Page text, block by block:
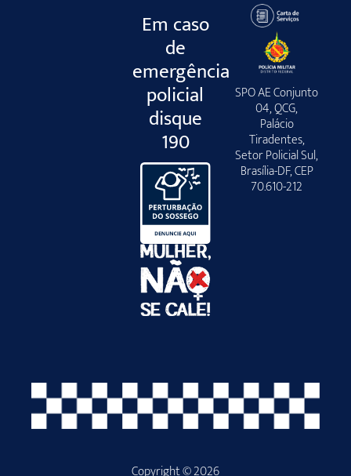
Em caso
de
emergência
policial
disque
190
SPO AE Conjunto
04, QCG,
Palácio
Tiradentes,
Setor Policial Sul,
Brasília-DF, CEP
70.610-212
Copyright © 2026